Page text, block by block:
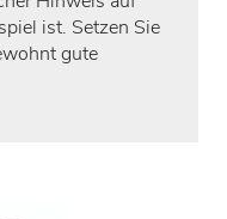
ist. Setzen Sie
gute